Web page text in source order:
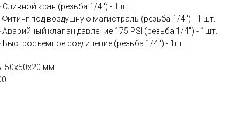
Сливной кран (резьба 1/4") - 1 шт.
Фитинг под воздушную магистраль (резьба 1/4") - 1 шт.
Аварийный клапан давление 175 PSI (резьба 1/4") - 1шт.
Быстросъёмное соединение (резьба 1/4") - 1шт.
50x50x20 мм
г